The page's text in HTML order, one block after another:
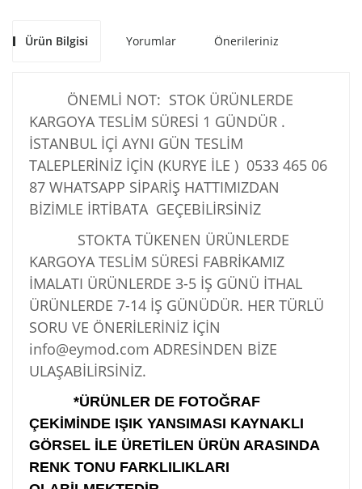
Ürün Bilgisi Yorumlar Önerileriniz
ÖNEMLİ NOT: STOK ÜRÜNLERDE
KARGOYA TESLİM SÜRESİ 1 GÜNDÜR .
İSTANBUL İÇİ AYNI GÜN TESLİM
TALEPLERİNİZ İÇİN (KURYE İLE ) 0533 465 06
87 WHATSAPP SİPARİŞ HATTIMIZDAN
BİZİMLE İRTİBATA GEÇEBİLİRSİNİZ
STOKTA TÜKENEN ÜRÜNLERDE
KARGOYA TESLİM SÜRESİ FABRİKAMIZ
İMALATI ÜRÜNLERDE 3-5 İŞ GÜNÜ İTHAL
ÜRÜNLERDE 7-14 İŞ GÜNÜDÜR. HER TÜRLÜ
SORU VE ÖNERİLERİNİZ İÇİN
info@eymod.com ADRESİNDEN BİZE
ULAŞABİLİRSİNİZ.
*ÜRÜNLER DE FOTOĞRAF
ÇEKİMİNDE IŞIK YANSIMASI KAYNAKLI
GÖRSEL İLE ÜRETİLEN ÜRÜN ARASINDA
RENK TONU FARKLILIKLARI